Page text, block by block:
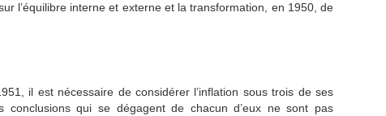
l’équilibre interne et externe et la transformation, en 1950, de
il est nécessaire de considérer l’inflation sous trois de ses
conclusions qui se dégagent de chacun d’eux ne sont pas